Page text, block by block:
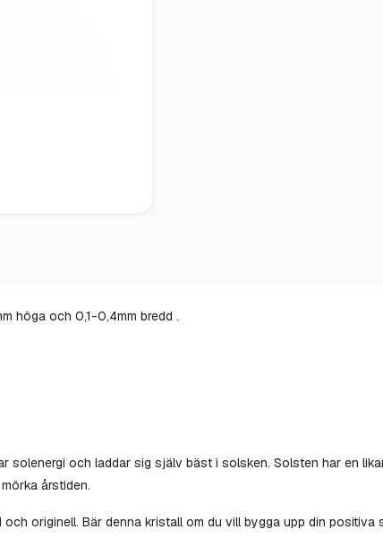
höga och 0,1-0,4mm bredd .
och laddar sig själv bäst i solsken. Solsten har en
årstiden.
originell. Bär denna kristall om du vill bygga upp din